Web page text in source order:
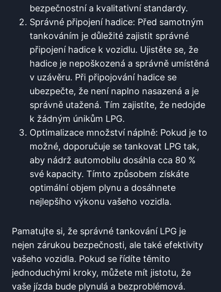
‍bezpečnostní a kvalitativní standardy.
Správné připojení hadice: Před samotným
⁤tankováním je důležité zajistit‍ správné​
připojení hadice k vozidlu. Ujistěte se,​ že
hadice je nepoškozená a správně umístěná
v uzávěru. Při připojování ⁣hadice se
ubezpečte, že není naplno nasazená a je
správně utažená. Tím zajistíte, že nedojde
k žádným únikům LPG.
Optimalizace množství náplně: Pokud je to
možné, ⁤doporučuje se tankovat LPG tak,
aby nádrž automobilu dosáhla‌ cca​ 80 %
své kapacity. Tímto způsobem získáte
optimální objem plynu a dosáhnete
nejlepšího výkonu vašeho vozidla.
Pamatujte​ si, ​že správné ⁣tankování LPG je
nejen zárukou bezpečnosti,‍ ale také efektivity
vašeho vozidla.‌ Pokud se řídíte těmito
jednoduchými kroky, můžete mít jistotu, že
vaše jízda bude plynulá a bezproblémová.